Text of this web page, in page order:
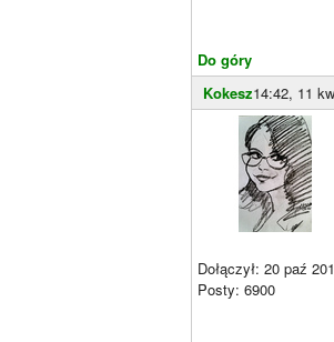
Do góry
Kokesz14:42, 11
Dołączył: 20 paź
Posty: 6900